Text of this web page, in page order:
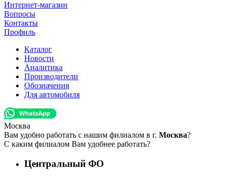
Интернет-магазин
Вопросы
Контакты
Профиль
Каталог
Новости
Аналитика
Производители
Обозначения
Для автомобиля
Москва
Вам удобно работать с нашим филиалом в г. Москва?
С каким филиалом Вам удобнее работать?
Центральный ФО